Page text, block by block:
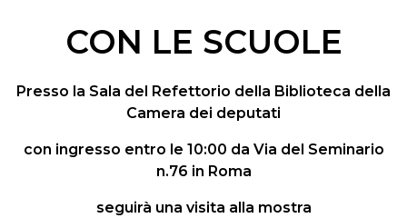
CON LE SCUOLE
Presso la Sala del Refettorio della Biblioteca della
Camera dei deputati
con ingresso entro le 10:00 da Via del Seminario
n.76 in Roma
seguirà una visita alla mostra